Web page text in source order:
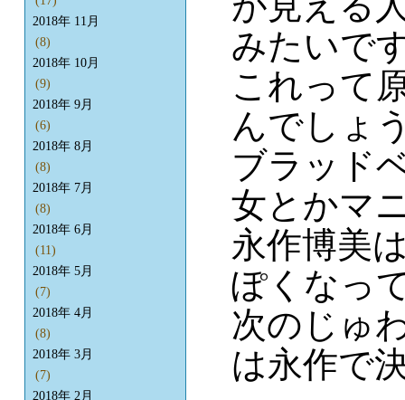
みたいで
これって
んでしょ
ブラッド
女とかマ
永作博美
ぽくなっ
次のじゅ
は永作で
2018年 11月
(8)
2018年 10月
(9)
2018年 9月
(6)
2018年 8月
(8)
2018年 7月
(8)
2018年 6月
(11)
2018年 5月
(7)
2018年 4月
(8)
2018年 3月
(7)
2018年 2月